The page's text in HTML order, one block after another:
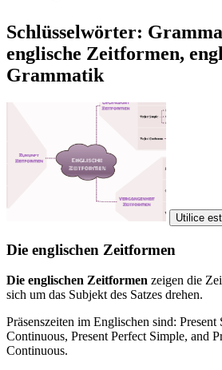
Schlüsselwörter:
englische Zeitformen,
Grammatik
Utilice
Die englischen Zeitformen
Die englischen Zeitformen zeigen die
sich um das Subjekt des Satzes drehen.
Präsenszeiten im Englischen sind: Present
Continuous, Present Perfect Simple, and
Continuous.